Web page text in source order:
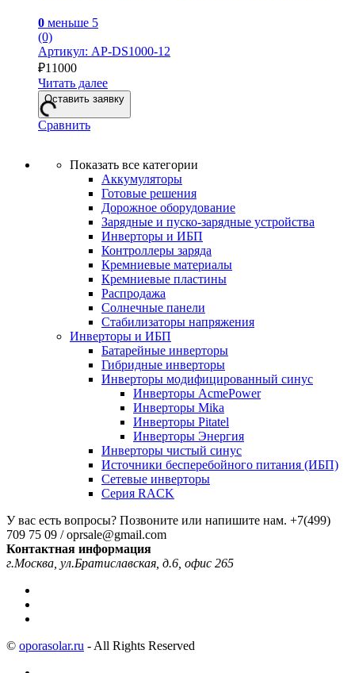
0 меньше 5
(0)
Артикул: AP-DS1000-12
₽11000
Читать далее
Оставить заявку
Сравнить
Показать все категории
Аккумуляторы
Готовые решения
Дорожное оборудование
Зарядные и пуско-зарядные устройства
Инверторы и ИБП
Контроллеры заряда
Кремниевые материалы
Кремниевые пластины
Распродажа
Солнечные панели
Стабилизаторы напряжения
Инверторы и ИБП
Батарейные инверторы
Гибридные инверторы
Инверторы модифицированный синус
Инверторы AcmePower
Инверторы Mika
Инверторы Pitatel
Инверторы Энергия
Инверторы чистый синус
Источники бесперебойного питания (ИБП)
Сетевые инверторы
Серия RACK
У вас есть вопросы? Позвоните или напишите нам. +7(499)
709 75 09 / oprsale@gmail.com
Контактная информация
г.Москва, ул.Братиславская, д.6, офис 265
© oporasolar.ru - All Rights Reserved